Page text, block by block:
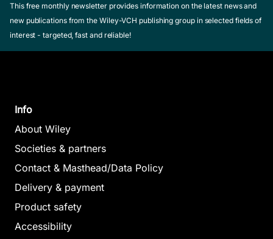
This free monthly newsletter provides information on the latest news and
new publications from the Wiley-VCH publishing group in selected fields of
interest - targeted, fast and reliable!
Info
About Wiley
Societies & partners
Contact & Masthead/Data Policy
Delivery & payment
Product safety
Accessibility